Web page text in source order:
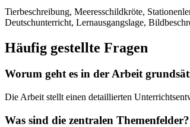
Tierbeschreibung, Meeresschildkröte,
Deutschunterricht, Lernausgangslage,
Häufig gestellte Fragen
Worum geht es in der Arbeit
Die Arbeit stellt einen detaillierten
Was sind die zentralen Themenfelder?